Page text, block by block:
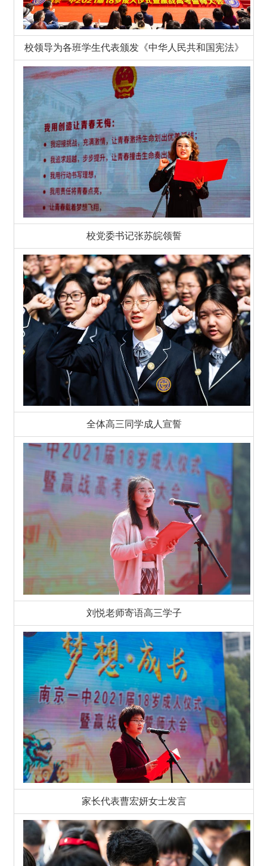
校领导为各班学生代表颁发《中华人民共和国宪法》
校党委书记张苏皖领誓
全体高三同学成人宣誓
刘悦老师寄语高三学子
家长代表曹宏妍女士发言